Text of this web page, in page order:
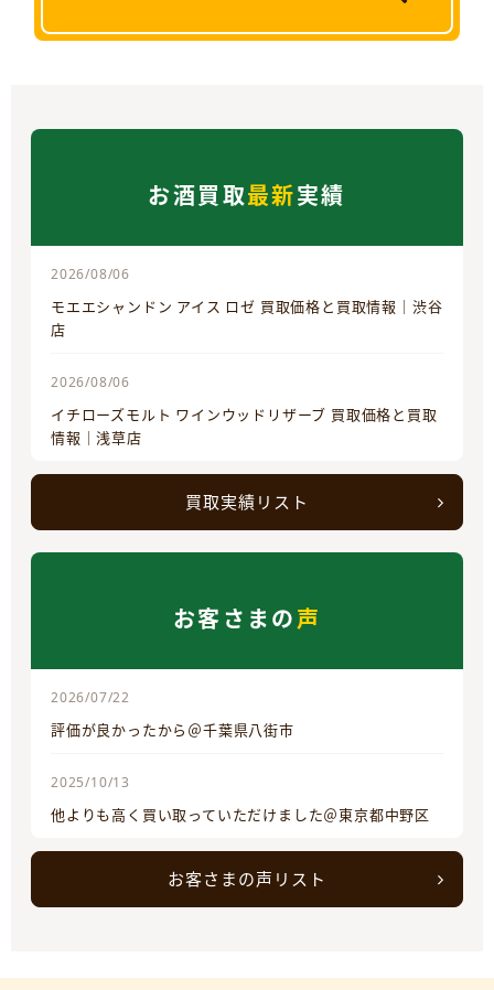
お酒買取最新実績
2026/08/06
モエエシャンドン アイス ロゼ 買取価格と買取情報｜渋谷
店
2026/08/06
イチローズモルト ワインウッドリザーブ 買取価格と買取
情報｜浅草店
買取実績リスト
お客さまの声
2026/07/22
評価が良かったから＠千葉県八街市
2025/10/13
他よりも高く買い取っていただけました＠東京都中野区
お客さまの声リスト